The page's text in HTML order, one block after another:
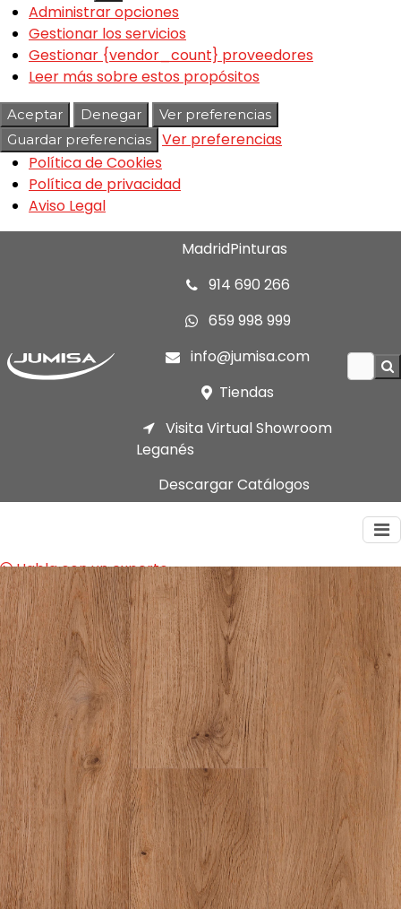
Administrar opciones
Gestionar los servicios
Gestionar {vendor_count} proveedores
Leer más sobre estos propósitos
Aceptar Denegar
Ver preferencias
Guardar preferencias
Ver preferencias
Política de Cookies
Política de privacidad
Aviso Legal
MadridPinturas
914 690 266
659 998 999
info@jumisa.com
Tiendas
Visita Virtual Showroom
Leganés
Descargar Catálogos
Habla con un experto